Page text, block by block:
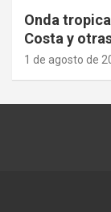
Onda
Costa y
1 de agosto de